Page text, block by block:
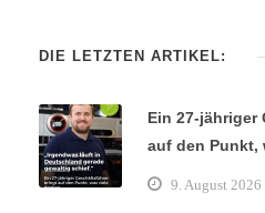
DIE LETZTEN ARTIKEL:
Ein 27-
auf den Punkt,
9. August 2026